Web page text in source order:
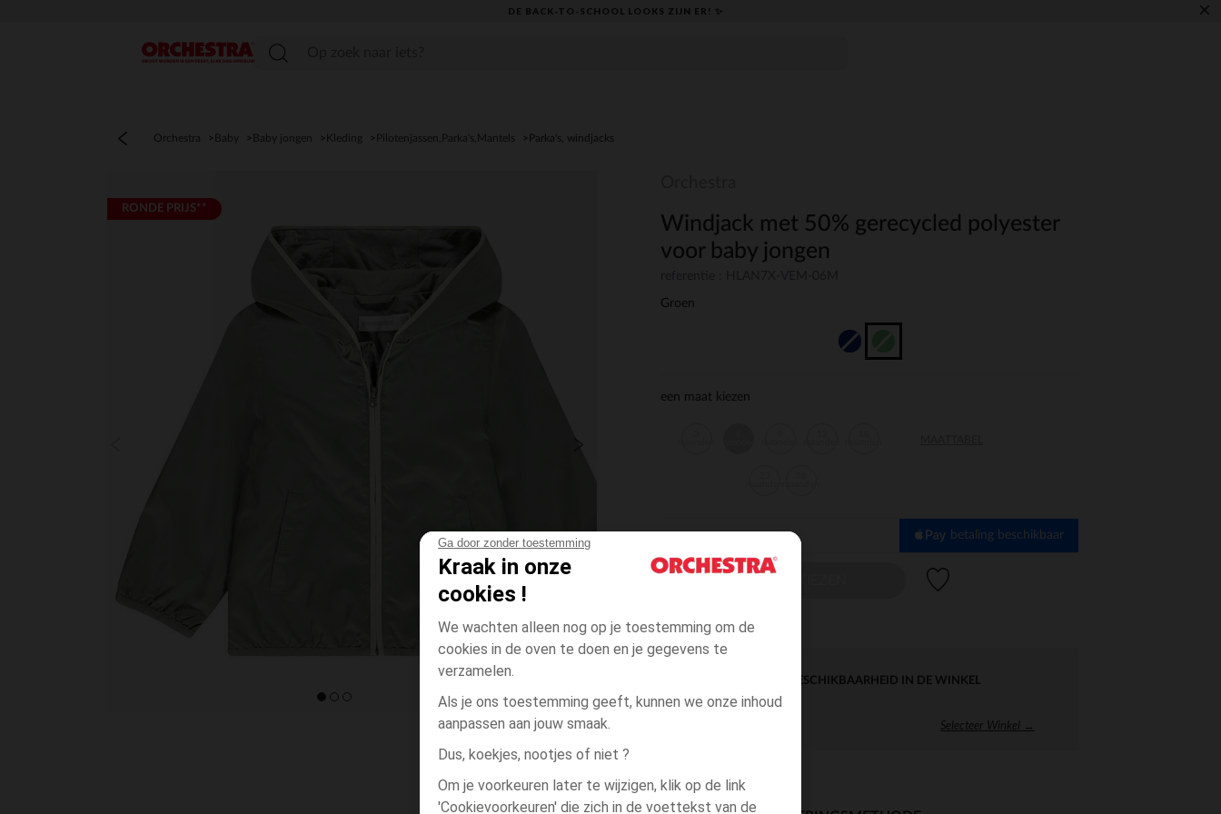
Ga door zonder toestemming
Kraak in onze
cookies !
We wachten alleen nog op je toestemming om de
cookies in de oven te doen en je gegevens te
verzamelen.
Als je ons toestemming geeft, kunnen we onze inhoud
aanpassen aan jouw smaak.
Dus, koekjes, nootjes of niet ?
Om je voorkeuren later te wijzigen, klik op de link
'Cookievoorkeuren' die zich in de voettekst van de
DE BACK-TO-SCHOOL LOOKS ZIJN ER! ✨ ×
menu
Orchestra Baby Baby jongen Kleding Pilotenjassen,Parka's,Mantels Parka's, windjacks
RONDE PRIJS**
Windjack met 50% gerecycled polyester
voor baby jongen
Groen
een maat kiezen
betaling beschikbaar
DIRECTE BESCHIKBAARHEID IN DE WINKEL
Selecteer Winkel →